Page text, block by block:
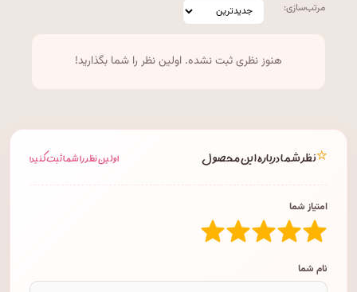
مرتب‌سازی:
هنوز نظری ثبت نشده. اولین نظر را شما بگذارید!
⭐نظر شما درباره این محصول اولین نظر را شما ثبت کنید!
امتیاز شما
نام شما